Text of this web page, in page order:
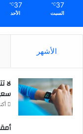
37
℃
السبت
37
℃
الأحد
الأشهر
لا